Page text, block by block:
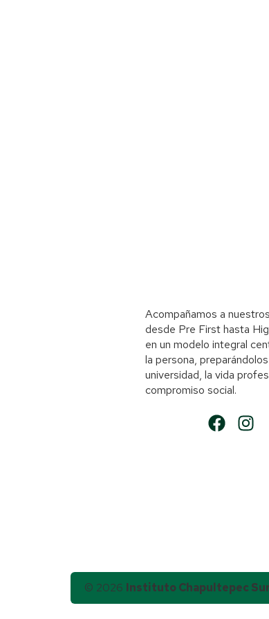
Acompañamos a
desde Pre First hasta
en un modelo integral
la persona,
universidad, la vida
compromiso social.
© 2026 Instituto Chapultepec